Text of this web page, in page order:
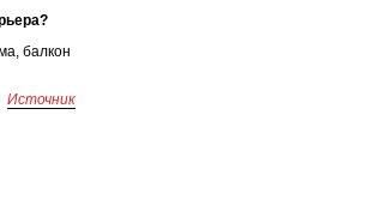
балкон
Источник